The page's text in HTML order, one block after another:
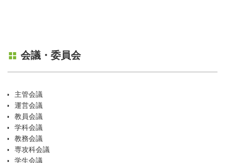
会議・委員会
主管会議
運営会議
教員会議
学科会議
教務会議
専攻科会議
学生会議